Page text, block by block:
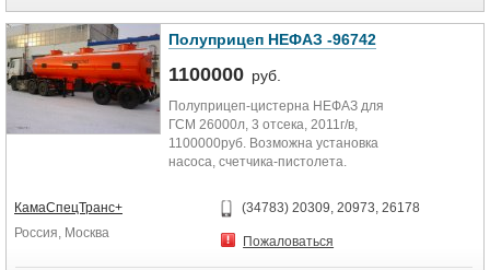
Полуприцеп НЕФАЗ -96742
1100000 руб.
Полуприцеп-цистерна НЕФАЗ для
ГСМ 26000л, 3 отсека, 2011г/в,
1100000руб. Возможна установка
насоса, счетчика-пистолета.
КамаСпецТранс+
Россия, Москва
(34783) 20309, 20973, 26178
Пожаловаться